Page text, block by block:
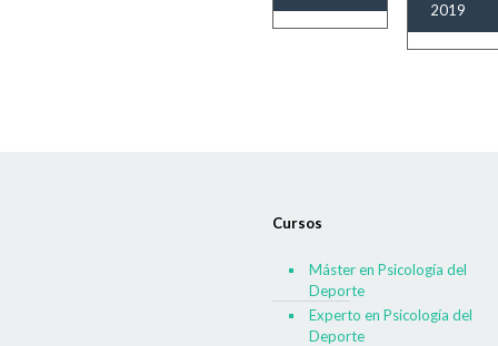
2019
Cursos
Máster en Psicología del
Deporte
Experto en Psicología del
Deporte